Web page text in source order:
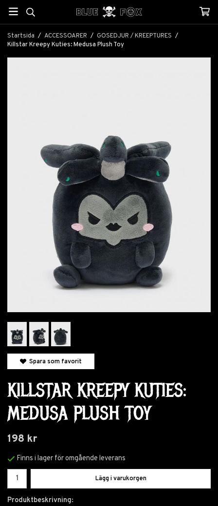
Startsida / ACCESSOARER / GOSEDJUR / KREEPTURES /
Killstar Kreepy Kuties: Medusa Plush Toy
Spara som favorit
KILLSTAR KREEPY KUTIES:
MEDUSA PLUSH TOY
198 kr
Finns i lager för omgående leverans
Lägg i varukorgen
Produktbeskrivning: